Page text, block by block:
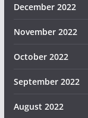
December 2022
November 2022
October 2022
September 2022
August 2022